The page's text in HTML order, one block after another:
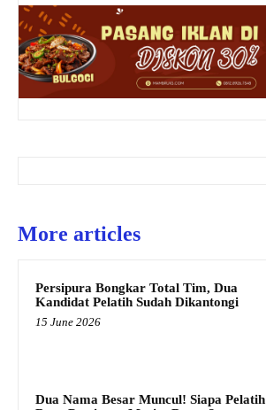
More articles
Persipura Bongkar Total Tim, Dua
Kandidat Pelatih Sudah Dikantongi
15 June 2026
Dua Nama Besar Muncul! Siapa Pelatih